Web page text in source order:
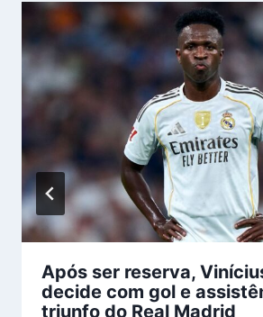
Após ser reserva,
decide com gol e
triunfo do Real Madrid